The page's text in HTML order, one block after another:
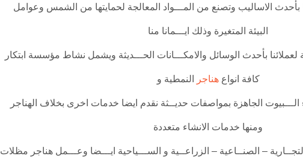
بأحدث الاساليب وتصنع من المـــواد المعالجة لحمايتها من الشمس وعوامل
البيئة المتغيرة وذلك ايـــمانا منا
بأحدث الوسائل والامكـــانات الحـــديثة ويشمل نشاط مؤسسة ابتكار
كافة انواعهناجر النمطية و
الـــبيوت الجاهزة بمواصفات حديــثة نقدم ايضا خدمات اخرى بخلاف الهناجر
ومنها خدمات الانشاء متعددة
– الصنــاعية – الزراعــية و الســـياحية ايـــضا وعـــمل هناجر مظلات